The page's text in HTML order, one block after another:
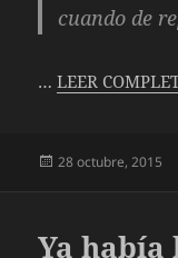
cuando de
…LEER
Publicado
28 octubre, 2015
Ya